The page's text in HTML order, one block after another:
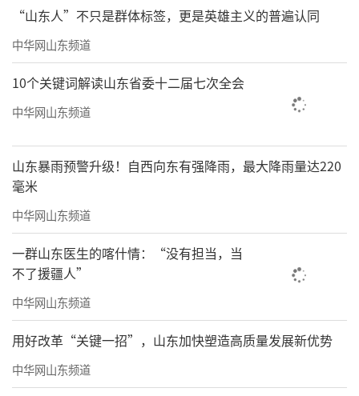
同时，《办法》通过严格规定证监会实施
行政执法当事人承诺的行为规范，保障当事人
权益。一是明确证监会应当在案件调查法律文
书中告知当事人有权申请适用行政执法当事人
承诺。二是提高行政执法效率，压缩证监会办
理相关工作时限，规定其在20个工作日内作出
是否受理行政执法当事人承诺决定，与当事人
进行沟通协商的期限为6个月，经批准延长的期
限最长不得超过6个月。三是对于不予受理的案
件，要求证监会书面通知当事人并说明理由；
要求证监会在决定终止适用行政执法当事人承
诺前听取当事人的意见。四是加强对证监会的
内部制约、外部制衡和社会监督，细化回避等
是规定当事人在沟通协商时所作的陈述只能用
“山东人”不只是群体标签，更是英雄主义的普遍认同
中华网山东频道
10个关键词解读山东省委十二届七次全会
中华网山东频道
山东暴雨预警升级！自西向东有强降雨，最大降雨量达220
毫米
中华网山东频道
一群山东医生的喀什情：“没有担当，当
不了援疆人”
中华网山东频道
用好改革“关键一招”，山东加快塑造高质量发展新优势
中华网山东频道